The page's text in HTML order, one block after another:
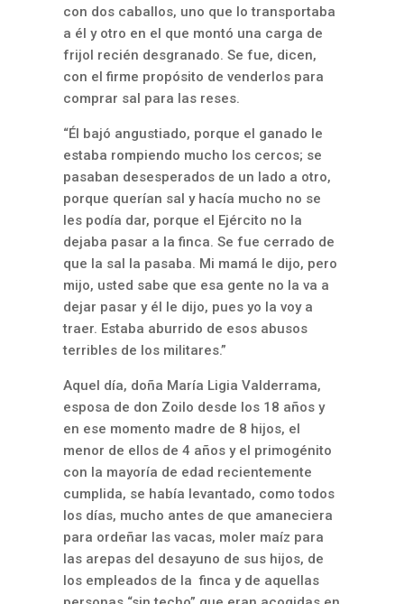
con dos caballos, uno que lo transportaba
a él y otro en el que montó una carga de
frijol recién desgranado. Se fue, dicen,
con el firme propósito de venderlos para
comprar sal para las reses.
“Él bajó angustiado, porque el ganado le
estaba rompiendo mucho los cercos; se
pasaban desesperados de un lado a otro,
porque querían sal y hacía mucho no se
les podía dar, porque el Ejército no la
dejaba pasar a la finca. Se fue cerrado de
que la sal la pasaba. Mi mamá le dijo, pero
mijo, usted sabe que esa gente no la va a
dejar pasar y él le dijo, pues yo la voy a
traer. Estaba aburrido de esos abusos
terribles de los militares.”
Aquel día, doña María Ligia Valderrama,
esposa de don Zoilo desde los 18 años y
en ese momento madre de 8 hijos, el
menor de ellos de 4 años y el primogénito
con la mayoría de edad recientemente
cumplida, se había levantado, como todos
los días, mucho antes de que amaneciera
para ordeñar las vacas, moler maíz para
las arepas del desayuno de sus hijos, de
los empleados de la finca y de aquellas